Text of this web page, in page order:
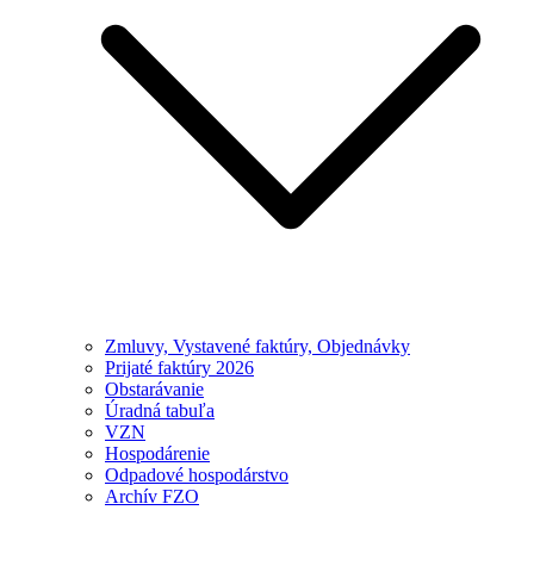
Zmluvy, Vystavené faktúry, Objednávky
Prijaté faktúry 2026
Obstarávanie
Úradná tabuľa
VZN
Hospodárenie
Odpadové hospodárstvo
Archív FZO